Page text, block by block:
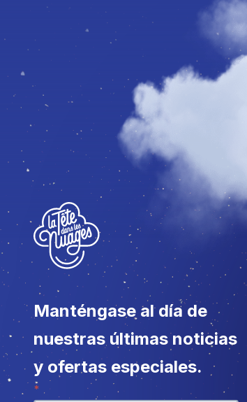
Manténgase al día de
nuestras últimas noticias
y ofertas especiales.
Boletín
*